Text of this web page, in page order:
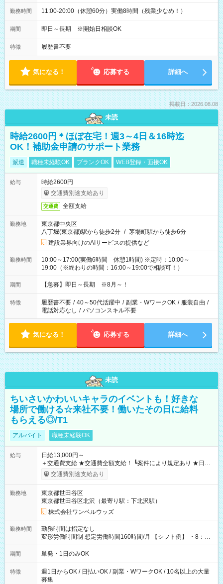
勤務時間 11:00-20:00（休憩60分）実働8時間（残業少なめ！）
期間 即日～長期 ※開始日相談OK
特徴 履歴書不要
気になる！ 応募する 詳細へ
掲載日：2026.08.08
未読
時給2600円＊ほぼ在宅！週3～4日＆16時迄
OK！補助金申請のサポート業務
派遣 職種未経験OK ブランクOK WEB登録・面接OK
給与
時給2600円
交通費別途支給あり
交通費 全額支給
勤務地
東京都中央区
八丁堀(東京都)駅から徒歩2分 / 茅場町駅から徒歩6分
建設業界向けのAIサービスの提供など
勤務時間
10:00～17:00(実働6時間 休憩1時間) ※定時：10:00～
19:00（※終わりの時間：16:00～19:00で相談可！）
期間 【急募】即日～長期 ※8月～！
特徴 履歴書不要 / 40～50代活躍中 / 副業・WワークOK / 服装自由 /
電話対応なし / パソコンスキル不要
気になる！ 応募する 詳細へ
未読
ちいさいかわいいキャラのイベントも！好きな
場所で働ける☆来社不要！働いたその日に給料
もらえる◎/T1
アルバイト 職種未経験OK
給与
日給13,000円～
＋交通費支給 ★交通費全額支給！ ┗案件により規定あり ★日払
いOK！（規定あり） ┗働いたその日に現金GET♪ お仕事後はコ
ンビニATMから 日払い分を引き落とせます！ 【試用期間】試
交通費別途支給あり
勤務地
東京都世田谷区
東京都世田谷区北沢（最寄り駅：下北沢駅）
株式会社ワンベルウッズ
勤務時間
勤務時間は指定なし
変形労働時間制 想定労働時間160時間/月 【シフト例】 ・8：00
～21：00
期間 単発・1日のみOK
特徴
週1日からOK / 日払いOK / 副業・WワークOK / 10名以上の大量
募集